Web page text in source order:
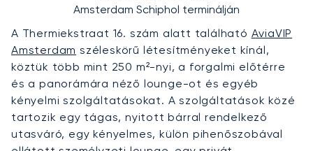
Amsterdam Schiphol terminálján
A Thermiekstraat 16. szám alatt található AviaVIP
Amsterdam széleskörű létesítményeket kínál,
köztük több mint 250 m²-nyi, a forgalmi előtérre
és a panorámára néző lounge-ot és egyéb
kényelmi szolgáltatásokat. A szolgáltatások közé
tartozik egy tágas, nyitott bárral rendelkező
utasváró, egy kényelmes, külön pihenőszobával